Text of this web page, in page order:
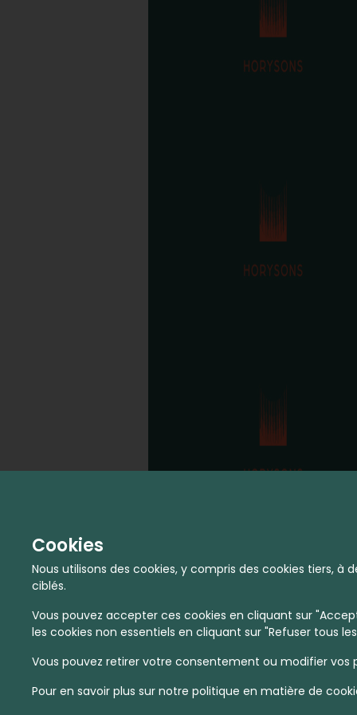
Cookies
Nous utilisons des cookies, y compris des cookies tiers,
ciblés.
Vous pouvez accepter ces cookies en cliquant sur
les cookies non essentiels en cliquant sur "Refuser tous
Vous pouvez retirer votre consentement ou modifier
Pour en savoir plus sur notre politique en matière de